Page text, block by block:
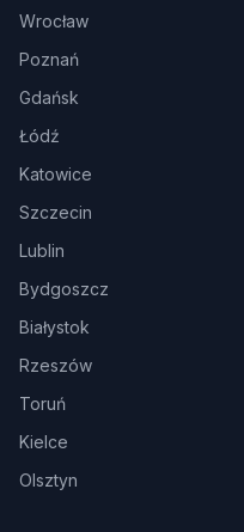
Wrocław
Poznań
Gdańsk
Łódź
Katowice
Szczecin
Lublin
Bydgoszcz
Białystok
Rzeszów
Toruń
Kielce
Olsztyn